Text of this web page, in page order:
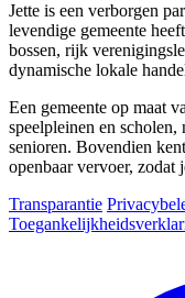
Jette is een verborgen
levendige gemeente
bossen, rijk
dynamische lokale
Een gemeente op maat
speelpleinen en
senioren. Bovendien
openbaar vervoer, zodat
Transparantie